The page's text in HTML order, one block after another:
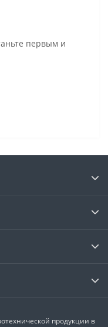
первым и
продукции в